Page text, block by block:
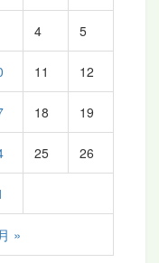
»
4 5
11 12
18 19
25 26